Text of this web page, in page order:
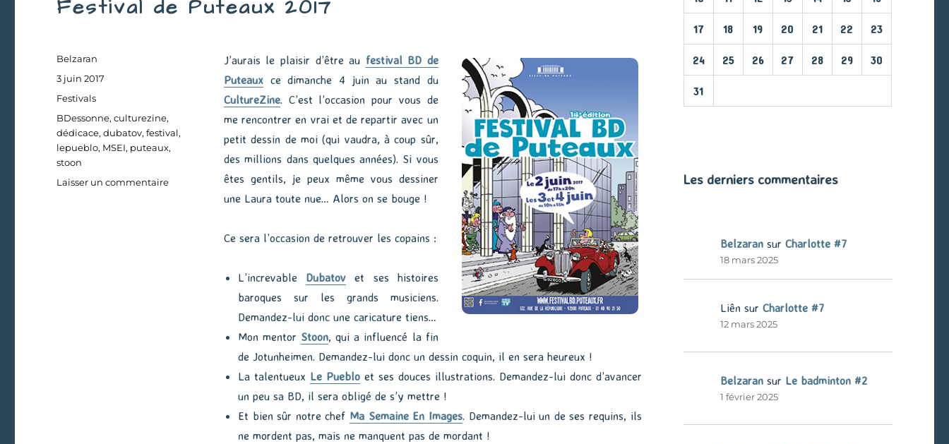
Festival de Puteaux 2017
J’aurais le plaisir d’être au festival BD de
Puteauxce dimanche 4 juin au stand du
CultureZine. C’est l’occasion pour vous de
me rencontrer en vrai et de repartir avec un
petit dessin de moi (qui vaudra, à coup sûr,
des millions dans quelques années). Si vous
êtes gentils, je peux même vous dessiner
une Laura toute nue… Alors on se bouge !
Ce sera l’occasion de retrouver les copains :
L’increvable Dubatov et ses histoires
baroques sur les grands musiciens.
Demandez-lui donc une caricature tiens…
Mon mentor Stoon, qui a influencé la fin
de Jotunheimen. Demandez-lui donc un dessin coquin, il en sera heureux !
La talentueux Le Puebloet ses douces illustrations. Demandez-lui donc d’avancer
un peu sa BD, il sera obligé de s’y mettre !
Et bien sûr notre chef Ma Semaine En Images. Demandez-lui un de ses requins, ils
ne mordent pas, mais ne manquent pas de mordant !
Auteur
Belzaran
Publié
le
3 juin 2017
Catégories
Festivals
Étiquettes
BDessonne,culturezine,
dédicace,dubatov,festival,
lepueblo, MSEI, puteaux,
stoon
Laisser un commentairesur
17 18 19 20 21 22 23
24 25 26 27 28 29 30
31
Les derniers commentaires
Belzaransur Charlotte #7
18 mars 2025
Liên sur Charlotte #7
12 mars 2025
Belzaransur Le badminton #2
1 février 2025